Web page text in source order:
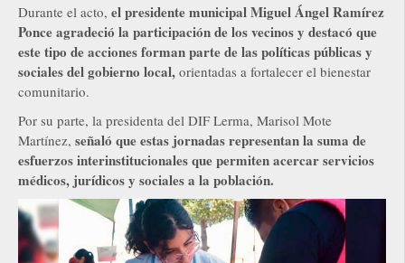
Durante el acto, el presidente municipal Miguel Ángel Ramírez
Ponce agradeció la participación de los vecinos y destacó que
este tipo de acciones forman parte de las políticas públicas y
sociales del gobierno local, orientadas a fortalecer el bienestar
comunitario.
Por su parte, la presidenta del DIF Lerma, Marisol Mote
Martínez, señaló que estas jornadas representan la suma de
esfuerzos interinstitucionales que permiten acercar servicios
médicos, jurídicos y sociales a la población.